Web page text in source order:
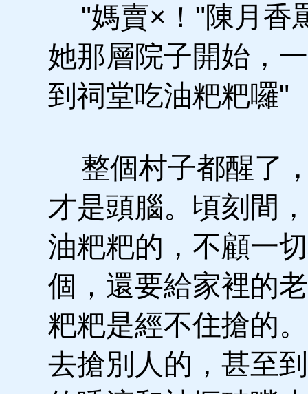
"媽賣×！"陳月香
她那層院子開始，
到祠堂吃油粑粑囉"
整個村子都醒了
才是頭腦。頃刻間
油粑粑的，不顧一
個，還要給家裡的
粑粑是經不住搶的
去搶別人的，甚至